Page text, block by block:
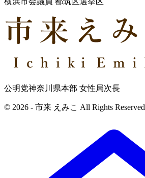
公明党神奈川県本部 女性局次長
© 2026 - 市来 えみこ All Rights Reserved